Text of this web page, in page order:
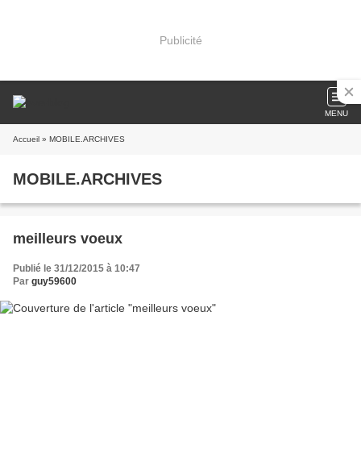
Publicité
MENU
Accueil » MOBILE.ARCHIVES
MOBILE.ARCHIVES
meilleurs voeux
Publié le 31/12/2015 à 10:47
Par guy59600